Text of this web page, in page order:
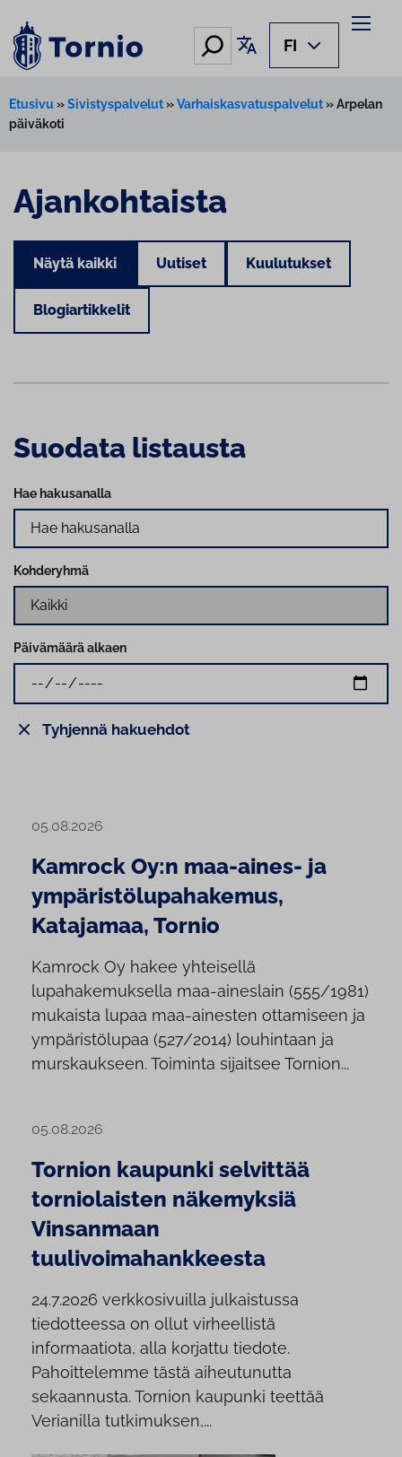
Hae Käännä sivu
FI
Etusivu »Sivistyspalvelut»Varhaiskasvatuspalvelut»Arpelan
päiväkoti
Ajankohtaista
Näytä kaikki Uutiset Kuulutukset
Blogiartikkelit
05.08.2026
Kamrock Oy:n maa-aines- ja
ympäristölupahakemus,
Katajamaa, Tornio
Kamrock Oy hakee yhteisellä
lupahakemuksella maa-aineslain (555/1981)
mukaista lupaa maa-ainesten ottamiseen ja
ympäristölupaa (527/2014) louhintaan ja
murskaukseen. Toiminta sijaitsee Tornion...
05.08.2026
Tornion kaupunki selvittää
torniolaisten näkemyksiä
Vinsanmaan
tuulivoimahankkeesta
24.7.2026 verkkosivuilla julkaistussa
tiedotteessa on ollut virheellistä
informaatiota, alla korjattu tiedote.
Pahoittelemme tästä aiheutunutta
sekaannusta. Tornion kaupunki teettää
Verianilla tutkimuksen,...
Suodata listausta
Hae hakusanalla
Kohderyhmä
Päivämäärä alkaen
Tyhjennä hakuehdot